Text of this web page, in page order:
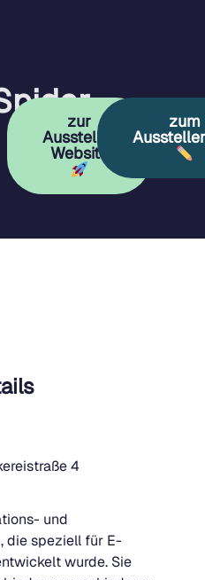
zur
Aussteller
Website
zum
4
und
die speziell für E-
wurde. Sie